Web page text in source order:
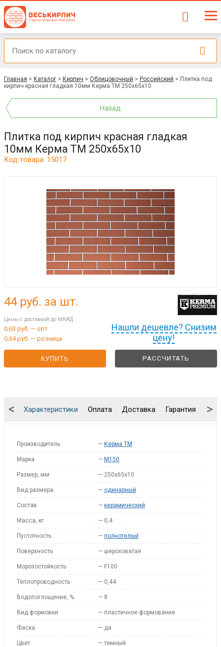
Главная > Каталог > Кирпич > Облицовочный > Российский > Плитка под
кирпич красная гладкая 10мм Керма ТМ 250х65х10
Назад
Плитка под кирпич красная гладкая
10мм Керма ТМ 250х65х10
Код товара: 15017
Нашли дешевле? Снизим
цену!
44руб. за шт.
Цены с доставкой до МКАД
0,63 руб. — опт
0,64 руб. — розница
КУПИТЬ РАССЧИТАТЬ
Характеристики Оплата Доставка Гарантия
< >
Производитель — Керма ТМ
Марка — M150
Размер, мм — 250х65х10
Вид размера — одинарный
Состав — керамический
Масса, кг — 0,4
Пустотность — полнотелый
Поверхность — шероховатая
Морозостойкость — F100
Теплопроводность — 0,44
Водопоглощение, % — 8
Вид формовки — пластичное формование
Фаска — да
Цвет — темный